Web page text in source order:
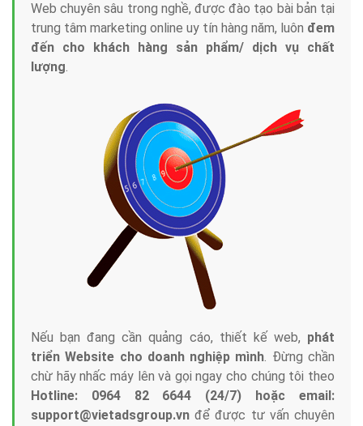
Web chuyên sâu trong nghề, được đào tạo bài bản tại
trung tâm marketing online uy tín hàng năm, luôn đem
đến cho khách hàng sản phẩm/ dịch vụ chất
lượng.
Nếu bạn đang cần quảng cáo, thiết kế web, phát
triển Website cho doanh nghiệp mình. Đừng chần
chừ hãy nhấc máy lên và gọi ngay cho chúng tôi theo
Hotline: 0964 82 6644 (24/7) hoặc email:
support@vietadsgroup.vn để được tư vấn chuyên